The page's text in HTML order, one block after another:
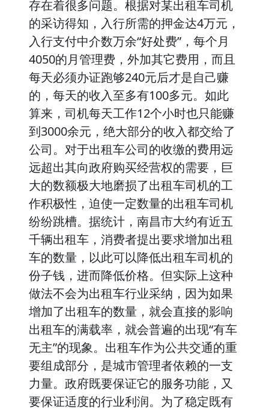
存在着很多问题。根据对某出租车司机
的采访得知，入行所需的押金达4万元，
入行支付中介数万余“好处费”，每个月
4050的月管理费，外加其它费用，而且
每天必须办证跑够240元后才是自己赚
的，每天的收入至多有100多元。如此
算来，司机每天工作12个小时也只能赚
到3000余元，绝大部分的收入都交给了
公司。对于出租车公司的收缴的费用远
远超出其向政府购买经营权的需要，巨
大的数额极大地磨损了出租车司机的工
作积极性，迫使一定数量的出租车司机
纷纷跳槽。据统计，南昌市大约有近五
千辆出租车，消费者提出要求增加出租
车的数量，以此可以降低出租车司机的
份子钱，进而降低价格。但实际上这种
做法不会为出租车行业采纳，因为如果
增加了出租车的数量，就会直接的影响
出租车的满载率，就会普遍的出现“有车
无主”的现象。出租车作为公共交通的重
要组成部分，是城市管理者依赖的一支
力量。政府既要保证它的服务功能，又
要保证适度的行业利润。为了稳定既有